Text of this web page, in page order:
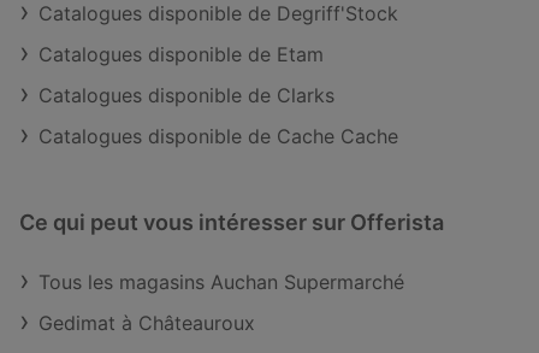
Catalogues disponible de Degriff'Stock
Catalogues disponible de Etam
Catalogues disponible de Clarks
Catalogues disponible de Cache Cache
Ce qui peut vous intéresser sur Offerista
Tous les magasins Auchan Supermarché
Gedimat à Châteauroux